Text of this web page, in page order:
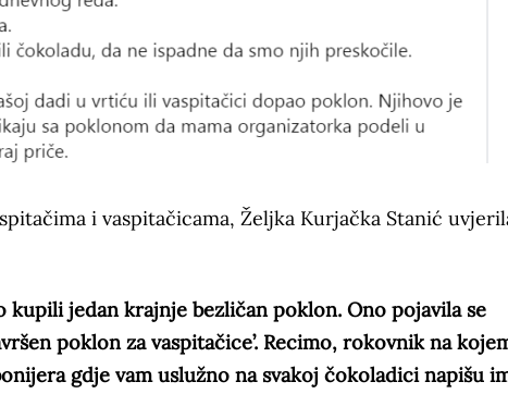
i vaspitačicama, Željka Kurjačka Stanić
kupili jedan krajnje bezličan poklon. Ono pojavila se
poklon za vaspitačice’. Recimo, rokovnik na
gdje vam uslužno na svakoj čokoladici napišu